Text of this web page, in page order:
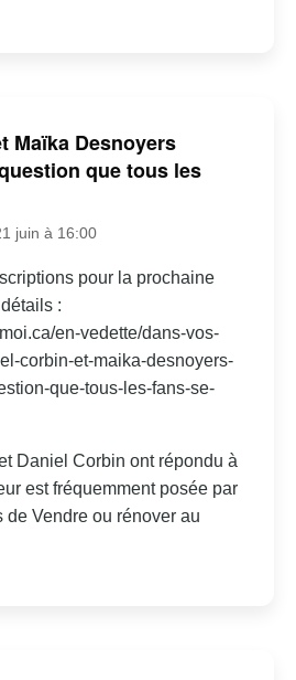
Maïka Desnoyers
que tous les
juin à 16:00
pour la prochaine
:
en-vedette/dans-vos-
corbin-et-maika-desnoyers-
que-tous-les-fans-se-
Daniel Corbin ont répondu à
est fréquemment posée par
de Vendre ou rénover au